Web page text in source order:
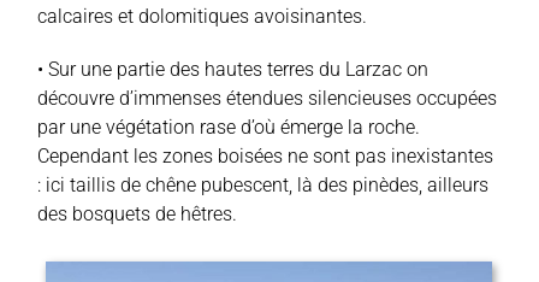
calcaires et dolomitiques avoisinantes.
• Sur une partie des hautes terres du Larzac on
découvre d’immenses étendues silencieuses occupées
par une végétation rase d’où émerge la roche.
Cependant les zones boisées ne sont pas inexistantes
: ici taillis de chêne pubescent, là des pinèdes, ailleurs
des bosquets de hêtres.